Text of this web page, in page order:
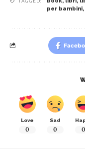
per bambini,
Love
0
Sad
0 0